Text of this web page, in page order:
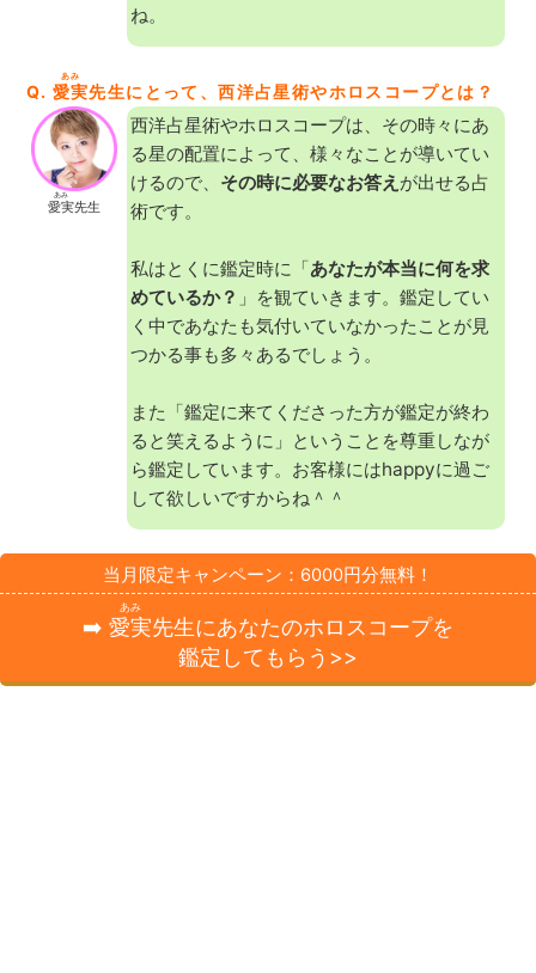
ね。
Q. 愛実
あみ
先生にとって、西洋占星術やホロスコープとは？
愛実
あみ
先生
西洋占星術やホロスコープは、その時々にあ
る星の配置によって、様々なことが導いてい
けるので、 その時に必要なお答え が出せる占
術です。
私はとくに鑑定時に「あなたが本当に何を求
めているか？ 」を観ていきます。鑑定してい
く中であなたも気付いていなかったことが見
つかる事も多々あるでしょう。
また「鑑定に来てくださった方が鑑定が終わ
ると笑えるように」ということを尊重しなが
ら鑑定しています。お客様にはhappyに過ご
して欲しいですからね＾＾
当月限定キャンペーン：6000円分無料！
➡️ 愛実
あみ
先生にあなたのホロスコープを
鑑定してもらう>>